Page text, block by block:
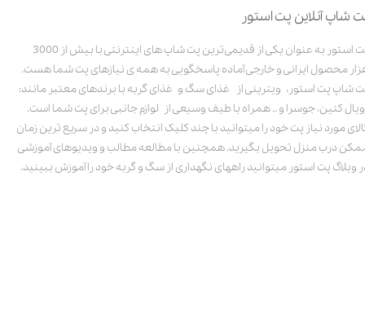
شاپ آنلاین پت استور
پت استور به عنوان یکی از قدیمی‌ترین پت شاپ های اینترنتی با بیش از 3000
محصول ایرانی و خارجی آماده پاسخگویی به همه ی نیازهای پت شما هست.
شاپ پت استور، ویترینی از غذای سگ و غذای گربه با برندهای معتبر مانند:
کنین، جوسرا و .. همراه با طیف وسیعی از لوازم جانبی برای پت شما است.
مورد نیاز پت خود را میتوانید با چند کلیک انتخاب کنید و در سریع ترین زمان
درب منزل تحویل بگیرید. همچنین با مطالعه مطالب و ویدیوهای آموزشی
وبلاگ پت استور میتوانید راههای نگهداری از سگ و گربه خود را آموزش ببینید.